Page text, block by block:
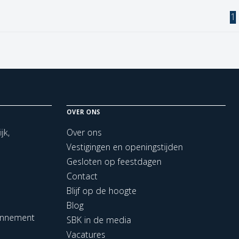
1
OVER ONS
Over ons
Vestigingen en openingstijden
Gesloten op feestdagen
Contact
Blijf op de hoogte
Blog
SBK in de media
Vacatures